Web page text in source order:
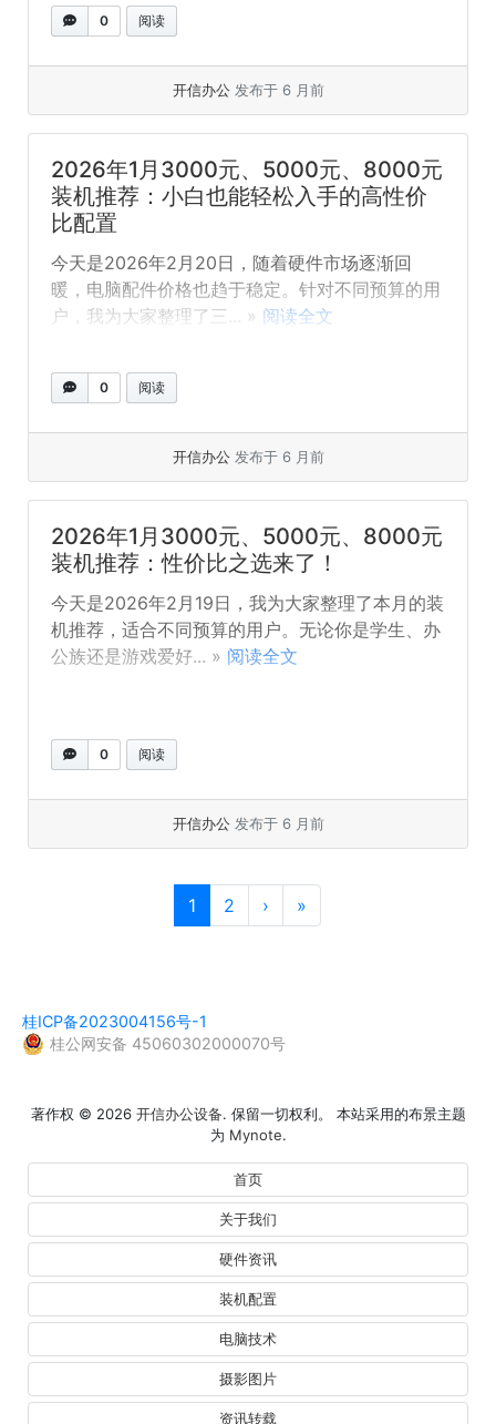
0 阅读
开信办公 发布于 6 月前
2026年1月3000元、5000元、8000元
装机推荐：小白也能轻松入手的高性价
比配置
今天是2026年2月20日，随着硬件市场逐渐回
暖，电脑配件价格也趋于稳定。针对不同预算的用
户，我为大家整理了三... » 阅读全文
0 阅读
开信办公 发布于 6 月前
2026年1月3000元、5000元、8000元
装机推荐：性价比之选来了！
今天是2026年2月19日，我为大家整理了本月的装
机推荐，适合不同预算的用户。无论你是学生、办
公族还是游戏爱好... » 阅读全文
0 阅读
开信办公 发布于 6 月前
目前页面
1 页次
2 › »
桂ICP备2023004156号-1
桂公网安备 45060302000070号
著作权 © 2026 开信办公设备. 保留一切权利。 本站采用的布景主题
为 Mynote.
首页
关于我们
硬件资讯
装机配置
电脑技术
摄影图片
资讯转载